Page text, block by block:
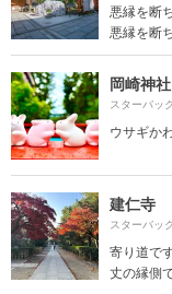
悪縁を断
悪縁を断
岡崎神社
ウサギか
建仁寺
寄り道で
丈の縁側